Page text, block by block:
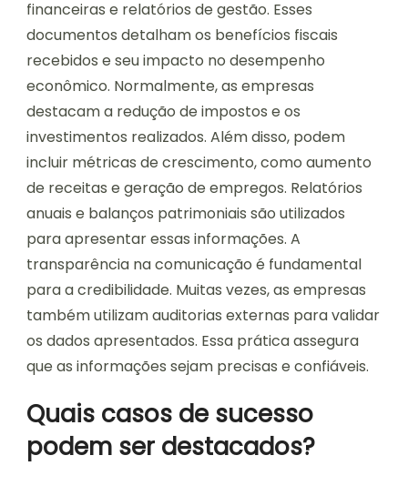
financeiras e relatórios de gestão. Esses
documentos detalham os benefícios fiscais
recebidos e seu impacto no desempenho
econômico. Normalmente, as empresas
destacam a redução de impostos e os
investimentos realizados. Além disso, podem
incluir métricas de crescimento, como aumento
de receitas e geração de empregos. Relatórios
anuais e balanços patrimoniais são utilizados
para apresentar essas informações. A
transparência na comunicação é fundamental
para a credibilidade. Muitas vezes, as empresas
também utilizam auditorias externas para validar
os dados apresentados. Essa prática assegura
que as informações sejam precisas e confiáveis.
Quais casos de sucesso
podem ser destacados?